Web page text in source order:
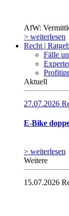
AfW:
> weiterlesen
Recht |
Fälle
Aktuell
27.07.2026
E-Bike
> weiterlesen
Weitere
15.07.2026